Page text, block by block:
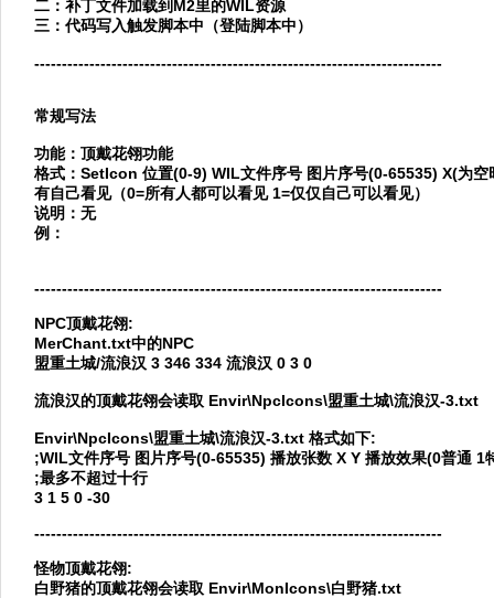
二：补丁文件加载到M2里的WIL资源
三：代码写入触发脚本中（登陆脚本中）
--------------------------------------------------------------------------
常规写法
功能：顶戴花翎功能
格式：SetIcon 位置(0-9) WIL文件序号 图片序号(0-65535) X(为
有自己看见（0=所有人都可以看见 1=仅仅自己可以看见）
说明：无
例：
--------------------------------------------------------------------------
NPC顶戴花翎:
MerChant.txt中的NPC
盟重土城/流浪汉 3 346 334 流浪汉 0 3 0
流浪汉的顶戴花翎会读取 Envir\NpcIcons\盟重土城\流浪汉-3.txt
Envir\NpcIcons\盟重土城\流浪汉-3.txt 格式如下:
;WIL文件序号 图片序号(0-65535) 播放张数 X Y 播放效果(0普通
;最多不超过十行
3 1 5 0 -30
--------------------------------------------------------------------------
怪物顶戴花翎:
白野猪的顶戴花翎会读取 Envir\MonIcons\白野猪.txt